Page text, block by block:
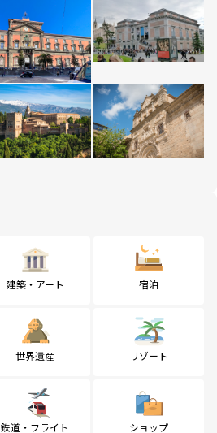
建築・アート 宿泊
世界遺産 リゾート
鉄道・フライト ショップ